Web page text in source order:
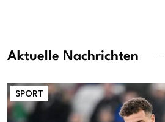
Aktuelle Nachrichten
SPORT